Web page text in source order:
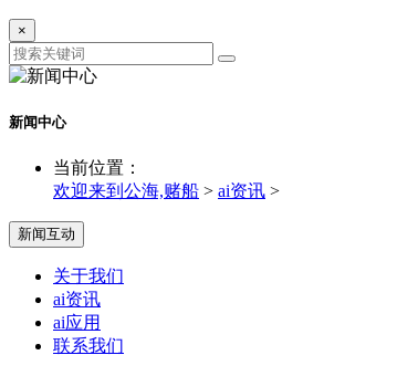
×
新闻中心
当前位置：
欢迎来到公海,赌船 > ai资讯 >
新闻互动
关于我们
ai资讯
ai应用
联系我们